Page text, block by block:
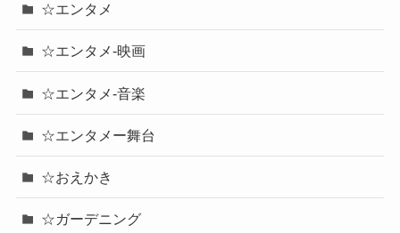
☆エンタメ
☆エンタメ-映画
☆エンタメ-音楽
☆エンタメー舞台
☆おえかき
☆ガーデニング